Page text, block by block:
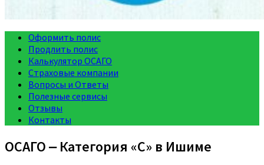
Оформить полис
Продлить полис
Калькулятор ОСАГО
Страховые компании
Вопросы и Ответы
Полезные сервисы
Отзывы
Контакты
ОСАГО ‒ Категория «C» в Ишиме